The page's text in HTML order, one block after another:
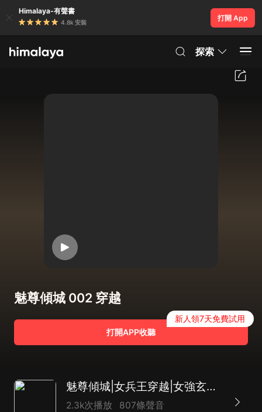
Himalaya-有聲書
4.8k 安裝
打開 App
探索
魅尊傾城 002 穿越
打開APP收聽
新人領7天免費試用
魅尊傾城|女兵王穿越|女強玄幻|多人有聲劇
2.3k次播放 807條聲音